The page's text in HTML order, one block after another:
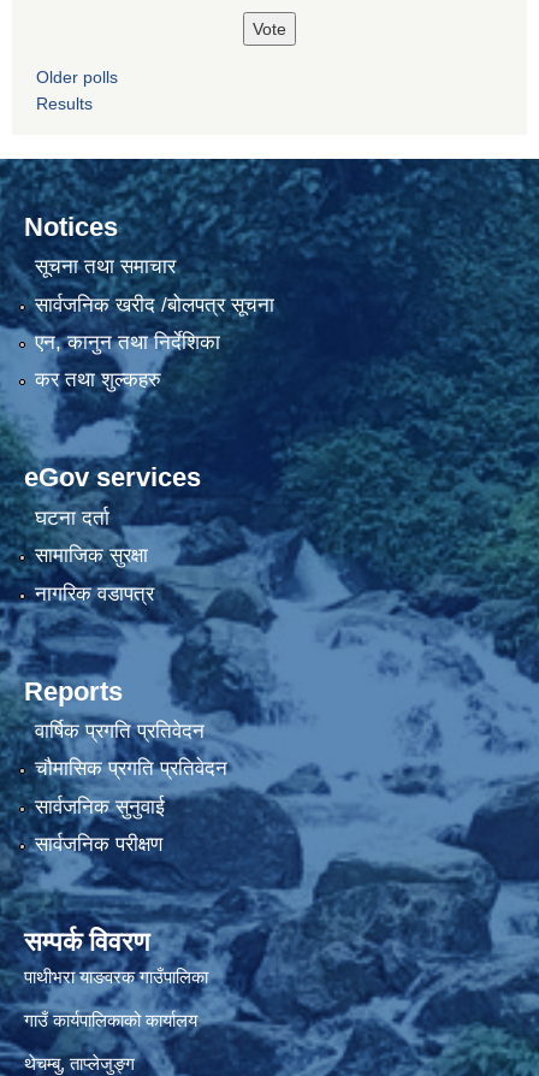
Older polls
Results
Notices
सूचना तथा समाचार
सार्वजनिक खरीद /बोलपत्र सूचना
एन, कानुन तथा निर्देशिका
कर तथा शुल्कहरु
eGov services
घटना दर्ता
सामाजिक सुरक्षा
नागरिक वडापत्र
Reports
वार्षिक प्रगति प्रतिवेदन
चौमासिक प्रगति प्रतिवेदन
सार्वजनिक सुनुवाई
सार्वजनिक परीक्षण
सम्पर्क विवरण
पाथीभरा याङवरक गाउँपालिका
गाउँ कार्यपालिकाको कार्यालय
थेचम्बु, ताप्लेजुङ्ग